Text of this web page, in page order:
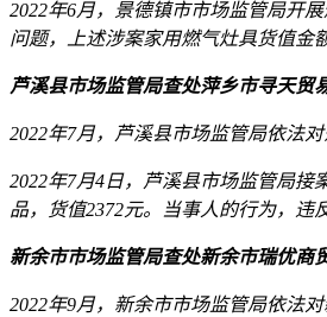
2022年6月，景德镇市市场监管局开
问题，上述涉案家用燃气灶具货值金
芦溪县市场监管局查处萍乡市寻天贸
2022年7月，芦溪县市场监管局依法
2022年7月4日，芦溪县市场监管局
品，货值2372元。当事人的行为，违
新余市市场监管局查处新余市瑞优商
2022年9月，新余市市场监管局依法